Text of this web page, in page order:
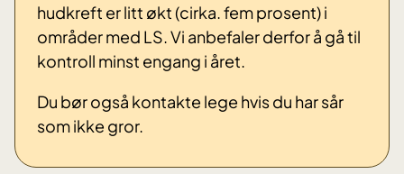
hudkreft er litt økt (cirka. fem prosent) i
områder med LS. Vi anbefaler derfor å gå til
kontroll minst engang i året.
Du bør også kontakte lege hvis du har sår
som ikke gror.